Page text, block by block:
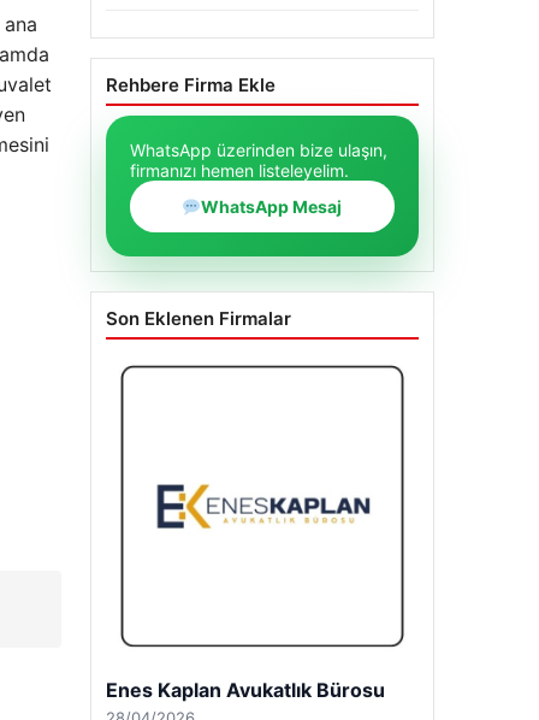
Rehbere Firma Ekle
WhatsApp üzerinden bize ulaşın,
firmanızı hemen listeleyelim.
WhatsApp Mesaj
Son Eklenen Firmalar
Enes Kaplan Avukatlık Bürosu